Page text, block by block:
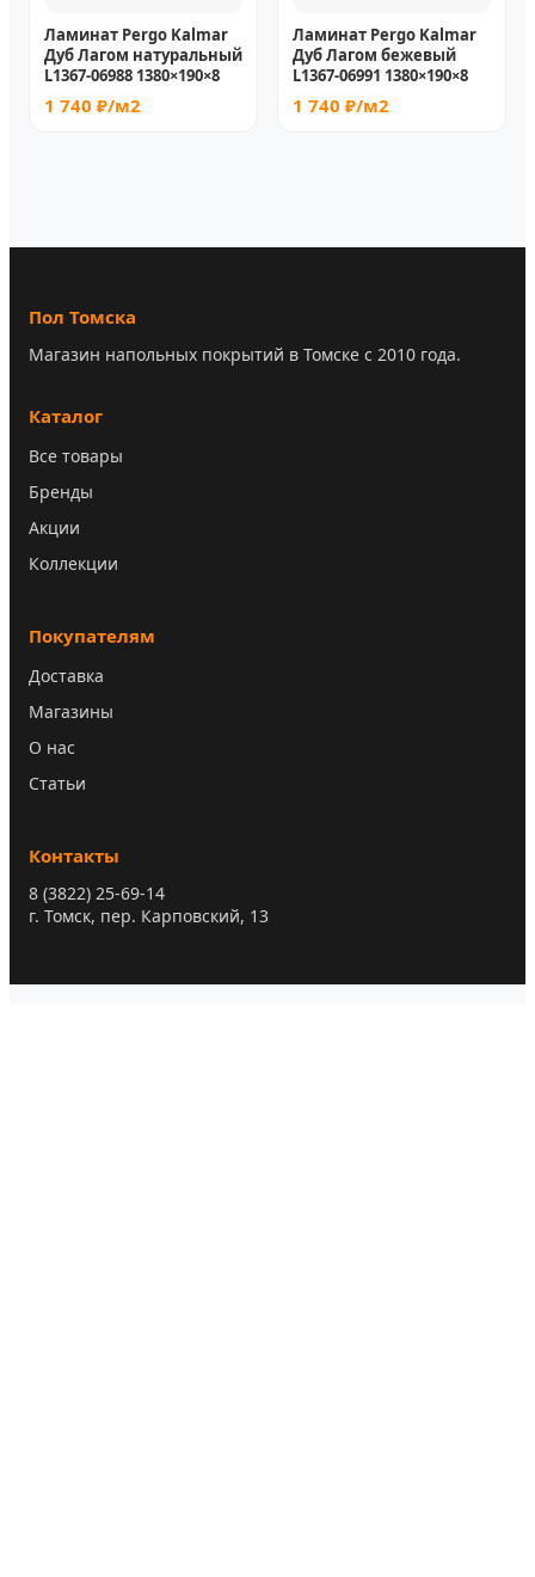
Ламинат Pergo Kalmar
Дуб Лагом натуральный
L1367-06988 1380×190×8
1 740 ₽/м2
Ламинат Pergo Kalmar
Дуб Лагом бежевый
L1367-06991 1380×190×8
1 740 ₽/м2
Пол Томска
Магазин напольных покрытий в Томске с 2010 года.
Каталог
Все товары
Бренды
Акции
Коллекции
Покупателям
Доставка
Магазины
О нас
Статьи
Контакты
8 (3822) 25-69-14
г. Томск, пер. Карповский, 13